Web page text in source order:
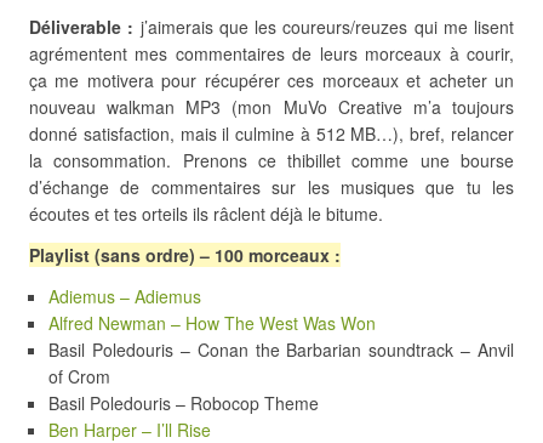
Déliverable : j’aimerais que les coureurs/reuzes qui me lisent
agrémentent mes commentaires de leurs morceaux à courir,
ça me motivera pour récupérer ces morceaux et acheter un
nouveau walkman MP3 (mon MuVo Creative m’a toujours
donné satisfaction, mais il culmine à 512 MB…), bref, relancer
la consommation. Prenons ce thibillet comme une bourse
d’échange de commentaires sur les musiques que tu les
écoutes et tes orteils ils râclent déjà le bitume.
Playlist (sans ordre) – 100 morceaux :
Adiemus – Adiemus
Alfred Newman – How The West Was Won
Basil Poledouris – Conan the Barbarian soundtrack – Anvil
of Crom
Basil Poledouris – Robocop Theme
Ben Harper – I’ll Rise